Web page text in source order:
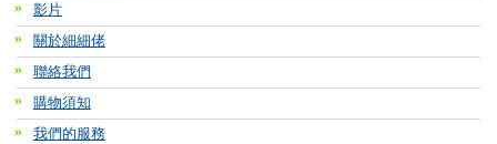
影片
關於細細佬
聯絡我們
購物須知
我們的服務